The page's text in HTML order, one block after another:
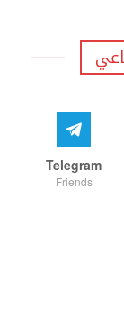
Telegram
Friends